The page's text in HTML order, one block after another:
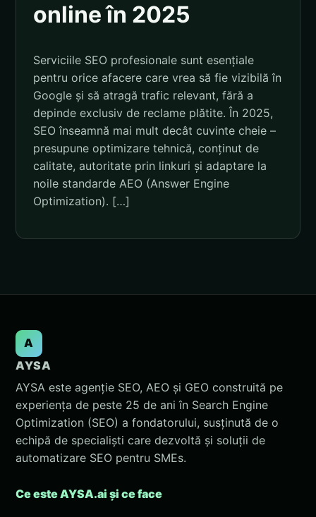
online în 2025
Serviciile SEO profesionale sunt esențiale
pentru orice afacere care vrea să fie vizibilă în
Google și să atragă trafic relevant, fără a
depinde exclusiv de reclame plătite. În 2025,
SEO înseamnă mai mult decât cuvinte cheie –
presupune optimizare tehnică, conținut de
calitate, autoritate prin linkuri și adaptare la
noile standarde AEO (Answer Engine
Optimization). […]
A
AYSA
AYSA este agenție SEO, AEO și GEO construită pe
experiența de peste 25 de ani în Search Engine
Optimization (SEO) a fondatorului, susținută de o
echipă de specialiști care dezvoltă și soluții de
automatizare SEO pentru SMEs.
Ce este AYSA.ai și ce face